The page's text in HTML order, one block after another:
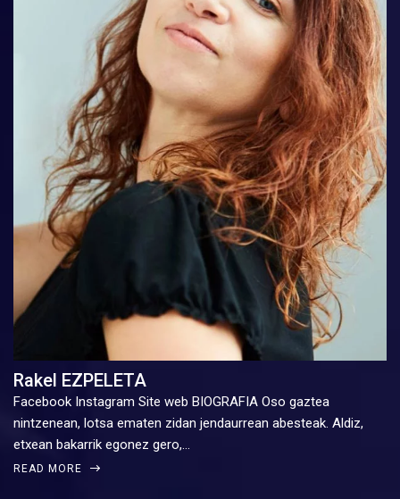
Rakel EZPELETA
Facebook Instagram Site web BIOGRAFIA Oso gaztea
nintzenean, lotsa ematen zidan jendaurrean abesteak. Aldiz,
etxean bakarrik egonez gero,…
READ MORE